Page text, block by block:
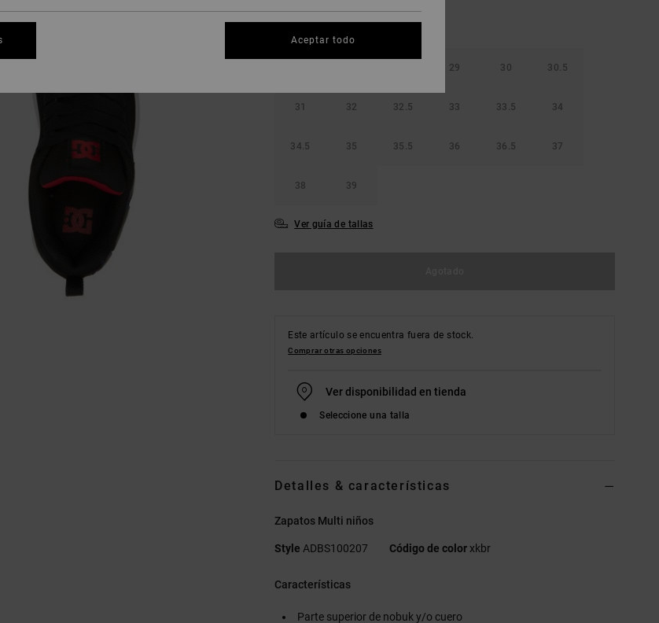
29 30 30.5
31 32 32.5 33 33.5 34
34.5 35 35.5 36 36.5 37
38 39
Ver guía de tallas
Este artículo se encuentra fuera de stock.
Comprar otras opciones
Ver disponibilidad en tienda
Seleccione una talla
Detalles & características
Zapatos Multi niños
Style ADBS100207 Código de colorxkbr
Características
Parte superior de nobuk y/o cuero
Aceptar todo